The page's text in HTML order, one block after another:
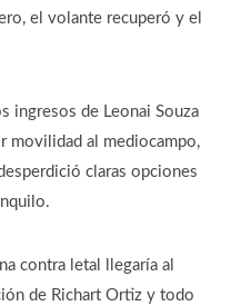
el volante recuperó y el
ingresos de Leonai Souza
movilidad al mediocampo,
claras opciones
contra letal llegaría al
de Richart Ortiz y todo